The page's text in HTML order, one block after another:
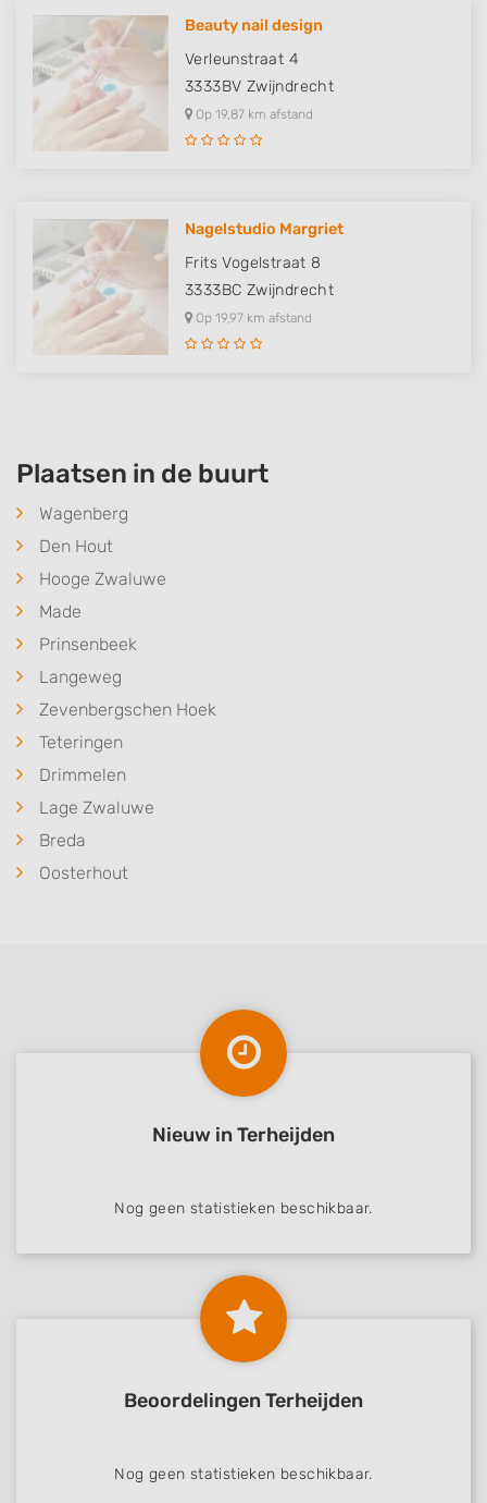
Beauty nail design
Verleunstraat 4
3333BV Zwijndrecht
Op 19,87 km afstand
Nagelstudio Margriet
Frits Vogelstraat 8
3333BC Zwijndrecht
Op 19,97 km afstand
Plaatsen in de buurt
Wagenberg
Den Hout
Hooge Zwaluwe
Made
Prinsenbeek
Langeweg
Zevenbergschen Hoek
Teteringen
Drimmelen
Lage Zwaluwe
Breda
Oosterhout
Nieuw in Terheijden
Nog geen statistieken beschikbaar.
Beoordelingen Terheijden
Nog geen statistieken beschikbaar.